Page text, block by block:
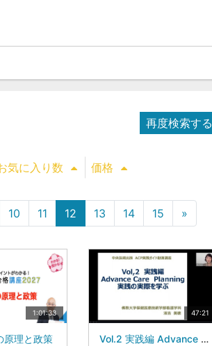
再度検索する
気に入り数 価格
10 11 12 13 14 15 »
1:01:33
原理と政策
47:21
Vol.2 実践編 Advance Care Planning 実践の実際を学ぶ